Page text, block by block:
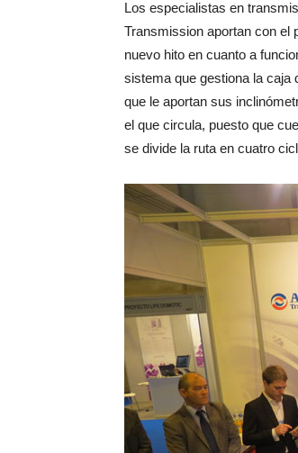
Los especialistas en
Transmission aportan con el
nuevo hito en cuanto a
sistema que gestiona la caja
que le aportan sus
el que circula, puesto que
se divide la ruta en cuatro